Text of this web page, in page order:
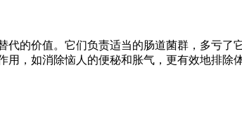
代的价值。它们负责适当的肠道菌群，多亏
，如消除恼人的便秘和胀气，更有效地排